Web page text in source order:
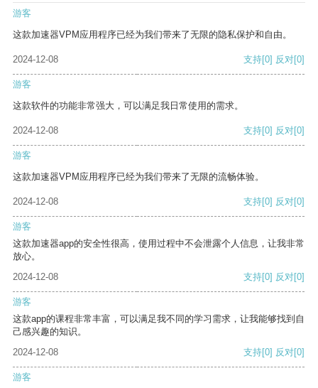
游客
这款加速器VPM应用程序已经为我们带来了无限的隐私保护和自由。
2024-12-08 支持[0] 反对[0]
游客
这款软件的功能非常强大，可以满足我日常使用的需求。
2024-12-08 支持[0] 反对[0]
游客
这款加速器VPM应用程序已经为我们带来了无限的流畅体验。
2024-12-08 支持[0] 反对[0]
游客
这款加速器app的安全性很高，使用过程中不会泄露个人信息，让我非常
放心。
2024-12-08
支持[0] 反对[0]
游客
这款app的课程非常丰富，可以满足我不同的学习需求，让我能够找到自
己感兴趣的知识。
2024-12-08
支持[0] 反对[0]
游客